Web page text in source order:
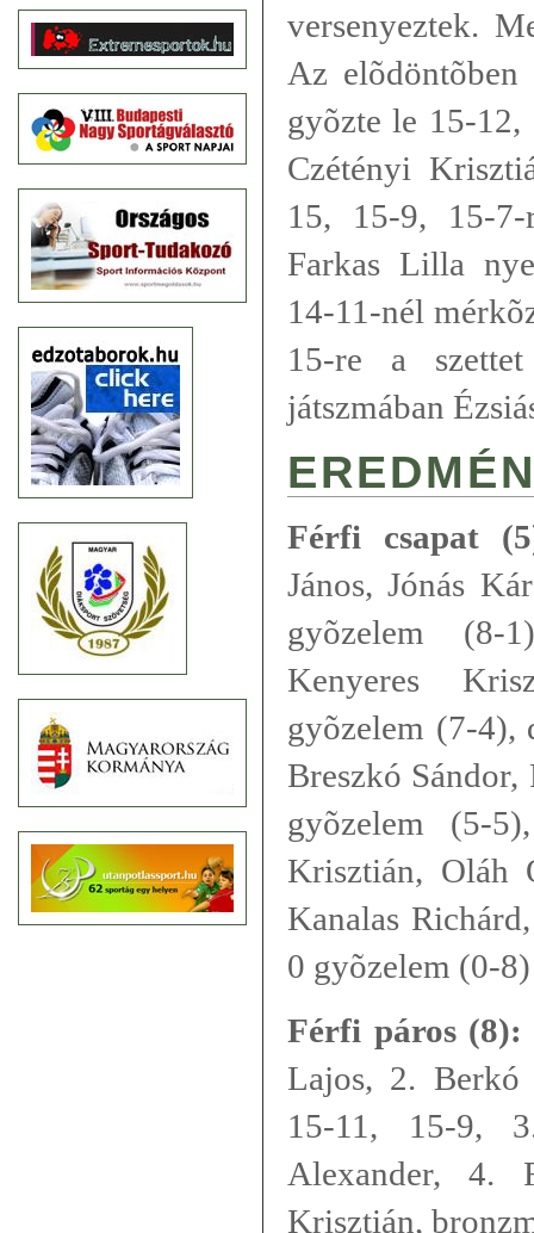
versenyeztek.
Az elõdöntõben
gyõzte le 15-
Czétényi
15, 15-9, 15-
Farkas Lilla
14-11-nél
15-re a
játszmában
Férfi csapat
János, Jónás
gyõzelem (8-
Kenyeres
gyõzelem (7-4),
Breszkó
gyõzelem (5-
Krisztián, Oláh
Kanalas
0 gyõzelem (0-8)
Férfi páros (8):
Lajos, 2. Berkó
15-11, 15-9,
Alexander, 4.
Krisztián,